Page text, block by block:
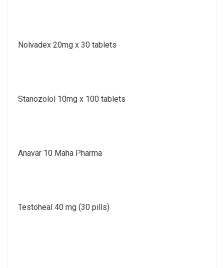
Nolvadex 20mg x 30 tablets
Stanozolol 10mg x 100 tablets
Anavar 10 Maha Pharma
Testoheal 40 mg (30 pills)